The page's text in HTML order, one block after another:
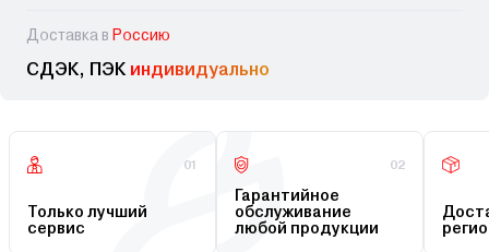
Доставка в Россию
СДЭК, ПЭК индивидуально
01
Только лучший
сервис
02
Гарантийное
обслуживание
любой продукции